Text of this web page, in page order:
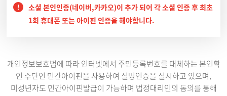
소셜 본인인증(네이버,카카오)이 추가 되어 각 소셜 인증 후 최초
1회 휴대폰 또는 아이핀 인증을 해야합니다.
개인정보보호법에 따라 인터넷에서 주민등록번호를 대체하는 본인확
인 수단인 민간아이핀을 사용하여 실명인증을 실시하고 있으며,
미성년자도 민간아이핀발급이 가능하며 법정대리인의 동의를 통해